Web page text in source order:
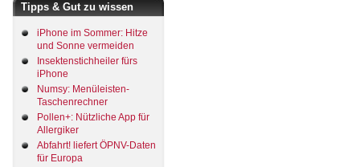
Tipps & Gut zu wissen
iPhone im Sommer: Hitze
und Sonne vermeiden
Insektenstichheiler fürs
iPhone
Numsy: Menüleisten-
Taschenrechner
Pollen+: Nützliche App für
Allergiker
Abfahrt! liefert ÖPNV-Daten
für Europa